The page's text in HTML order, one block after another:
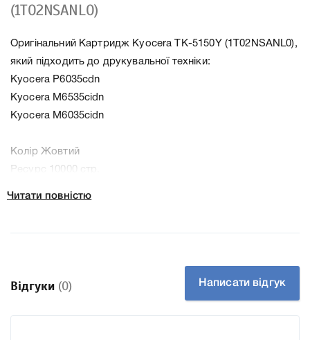
(1T02NSANL0)
Оригінальний Картридж Kyocera TK-5150Y (1T02NSANL0),
який підходить до друкувальної техніки:
Kyocera P6035cdn
Kyocera M6535cidn
Kyocera M6035cidn
Колір Жовтий
Ресурс 10000 стр.
підготували докладні характеристики, список
друкувальної техніки, до якого підходить Картридж
Kyocera TK-5150Y (1T02NSANL0), що дозволить Вам
Читати повністю
Відгуки (0) Написати відгук